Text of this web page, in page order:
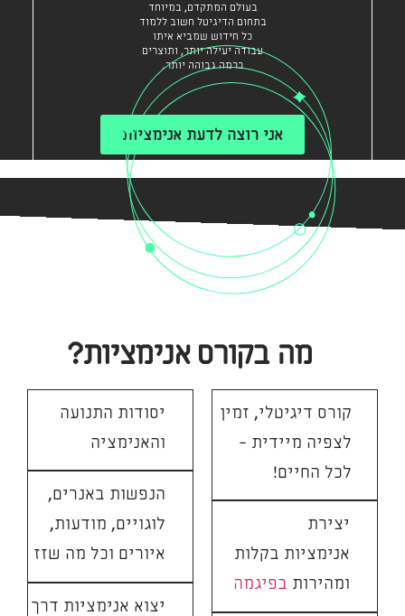
בעולם המתקדם, במיוחד
בתחום הדיגיטל חשוב ללמוד
כל חידוש שמביא איתו
עבודה יעילה יותר, ותוצרים
ברמה גבוהה יותר.
אני רוצה לדעת אנימציות
מה בקורס אנימציות?
יסודות התנועה
והאנימציה
הנפשות באנרים,
לוגויים, מודעות,
איורים וכל מה שזז
יצוא אנימציות דרך
קורס דיגיטלי, זמין
לצפיה מיידית -
לכל החיים!
יצירת
אנימציות בקלות
ומהירות בפיגמה